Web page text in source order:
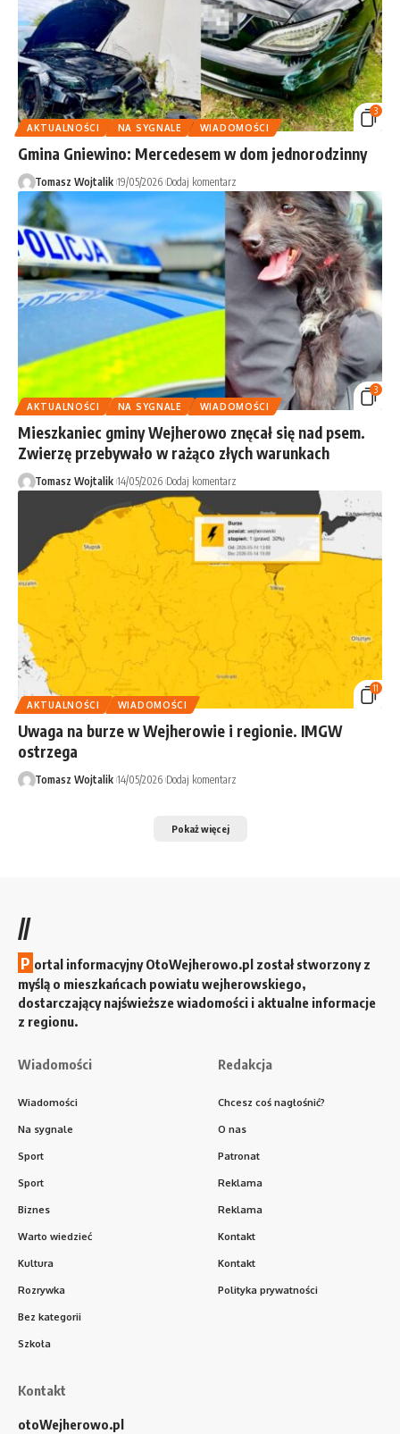
3
AKTUALNOŚCI
NA SYGNALE WIADOMOŚCI
Gmina Gniewino: Mercedesem w dom jednorodzinny
Tomasz Wojtalik 19/05/2026 Dodaj komentarz
3
AKTUALNOŚCI
NA SYGNALE WIADOMOŚCI
Mieszkaniec gminy Wejherowo znęcał się nad psem.
Zwierzę przebywało w rażąco złych warunkach
Tomasz Wojtalik 14/05/2026 Dodaj komentarz
11
AKTUALNOŚCI
WIADOMOŚCI
Uwaga na burze w Wejherowie i regionie. IMGW
ostrzega
Tomasz Wojtalik 14/05/2026 Dodaj komentarz
Pokaż więcej
//
P ortal informacyjny OtoWejherowo.pl został stworzony z
myślą o mieszkańcach powiatu wejherowskiego,
dostarczający najświeższe wiadomości i aktualne informacje
z regionu.
Wiadomości
Wiadomości
Na sygnale
Sport
Sport
Biznes
Warto wiedzieć
Kultura
Rozrywka
Bez kategorii
Szkoła
Redakcja
Chcesz coś nagłośnić?
O nas
Patronat
Reklama
Reklama
Kontakt
Kontakt
Polityka prywatności
Kontakt
otoWejherowo.pl